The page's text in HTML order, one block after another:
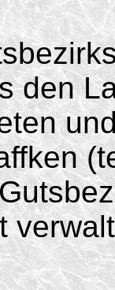
den